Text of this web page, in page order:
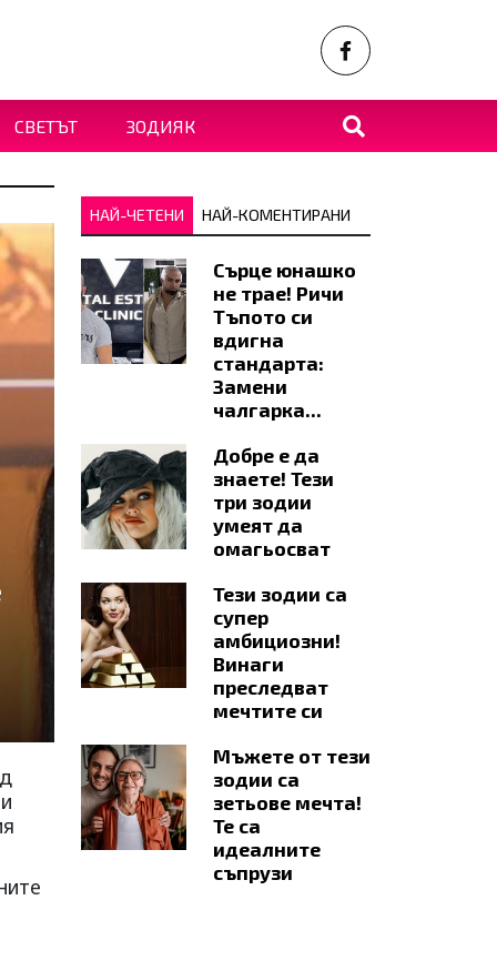
СВЕТЪТ ЗОДИЯК
НАЙ-ЧЕТЕНИ НАЙ-КОМЕНТИРАНИ
Сърце юнашко
не трае! Ричи
Тъпото си
вдигна
стандарта:
Замени
чалгарка...
Добре е да
знаете! Тези
три зодии
умеят да
омагьосват
Тези зодии са
супер
амбициозни!
Винаги
преследват
мечтите си
Мъжете от тези
зодии са
зетьове мечта!
Те са
идеалните
съпрузи